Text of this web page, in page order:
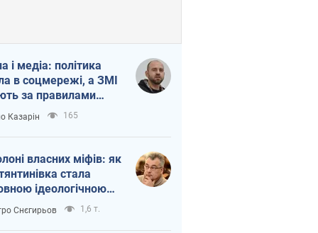
і медіа: політика
в соцмережі, а ЗМІ
за правилами
Казарін 165
власних міфів: як
стала
ідеологічною
для російських
Снєгирьов 1,6 т.